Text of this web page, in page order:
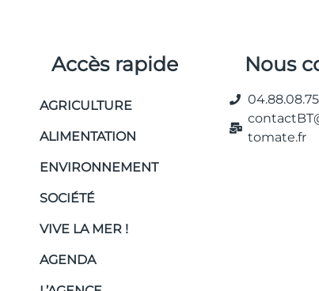
Accès rapide
AGRICULTURE
ALIMENTATION
ENVIRONNEMENT
SOCIÉTÉ
VIVE LA MER !
AGENDA
Nous
tomate.fr